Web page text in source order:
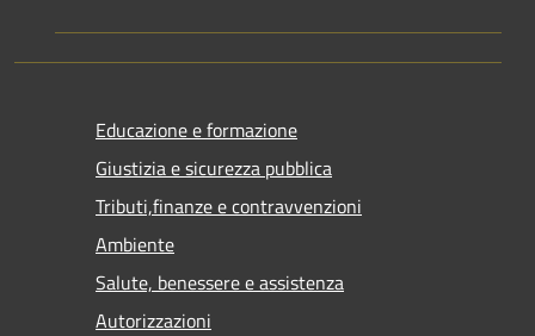
Educazione e formazione
Giustizia e sicurezza pubblica
Tributi,finanze e contravvenzioni
Ambiente
Salute, benessere e assistenza
Autorizzazioni